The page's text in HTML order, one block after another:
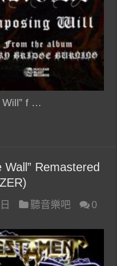
Will” f …
Wall” Remastered
聽音樂吧
0